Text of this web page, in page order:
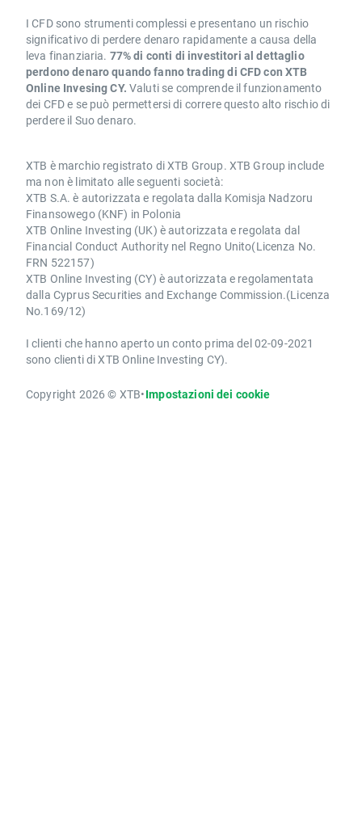
I CFD sono strumenti complessi e presentano un rischio
significativo di perdere denaro rapidamente a causa della
leva finanziaria. 77% di conti di investitori al dettaglio
perdono denaro quando fanno trading di CFD con XTB
Online Invesing CY. Valuti se comprende il funzionamento
dei CFD e se può permettersi di correre questo alto rischio di
perdere il Suo denaro.
XTB è marchio registrato di XTB Group. XTB Group include
ma non è limitato alle seguenti società:
XTB S.A. è autorizzata e regolata dalla Komisja Nadzoru
Finansowego (KNF) in Polonia
XTB Online Investing (UK) è autorizzata e regolata dal
Financial Conduct Authority nel Regno Unito(Licenza No.
FRN 522157)
XTB Online Investing (CY) è autorizzata e regolamentata
dalla Cyprus Securities and Exchange Commission.(Licenza
No.169/12)
I clienti che hanno aperto un conto prima del 02-09-2021
sono clienti di XTB Online Investing CY).
Copyright 2026 © XTB•Impostazioni dei cookie